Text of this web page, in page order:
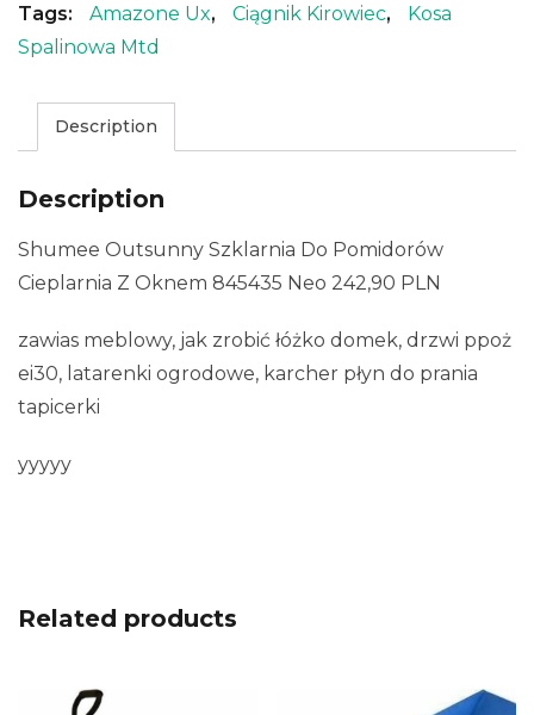
Tags: Amazone Ux, Ciągnik Kirowiec,
Kosa
Spalinowa Mtd
Description
Description
Shumee Outsunny Szklarnia Do Pomidorów
Cieplarnia Z Oknem 845435 Neo 242,90 PLN
zawias meblowy, jak zrobić łóżko domek, drzwi ppoż
ei30, latarenki ogrodowe, karcher płyn do prania
tapicerki
yyyyy
Related products